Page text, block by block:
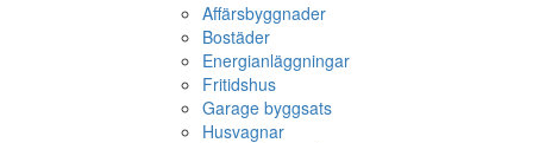
Affärsbyggnader
Bostäder
Energianläggningar
Fritidshus
Garage byggsats
Husvagnar